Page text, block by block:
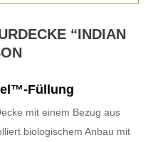
“INDIAN
Füllung
mit einem Bezug aus
biologischem Anbau mit